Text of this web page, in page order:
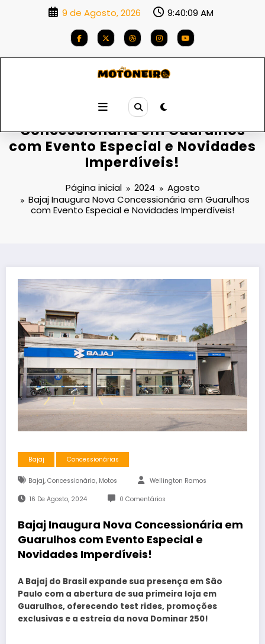
9 de Agosto, 2026 9:40:09 AM
Bajaj Inaugura Nova
Concessionária em Guarulhos
com Evento Especial e Novidades
Imperdíveis!
Página inicial 2024
Agosto
Bajaj Inaugura Nova Concessionária em Guarulhos
com Evento Especial e Novidades Imperdíveis!
Bajaj Concessionárias
Bajaj, Concessionária, Motos Wellington Ramos
16 De Agosto, 2024 0 Comentários
Bajaj Inaugura Nova Concessionária em
Guarulhos com Evento Especial e
Novidades Imperdíveis!
A Bajaj do Brasil expande sua presença em São
Paulo com a abertura de sua primeira loja em
Guarulhos, oferecendo test rides, promoções
exclusivas e a estreia da nova Dominar 250!